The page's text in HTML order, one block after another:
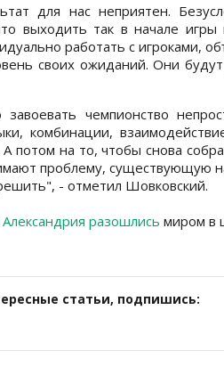
для нас неприятен.
выходить так в начале игры
работать с игроками,
своих ожиданий. Они
чемпионство
комбинации,
потом на то, чтобы снова
проблему, существующую
- отметил Шовковский.
разошлись миром в
статьи, подпишись: